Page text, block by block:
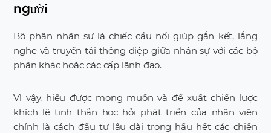
người
Bộ phận nhân sự là chiếc cầu nối giúp gắn kết, lắng
nghe và truyền tải thông điệp giữa nhân sự với các bộ
phận khác hoặc các cấp lãnh đạo.
Vì vậy, hiểu được mong muốn và đề xuất chiến lược
khích lệ tinh thần học hỏi phát triển của nhân viên
chính là cách đầu tư lâu dài trong hầu hết các chiến